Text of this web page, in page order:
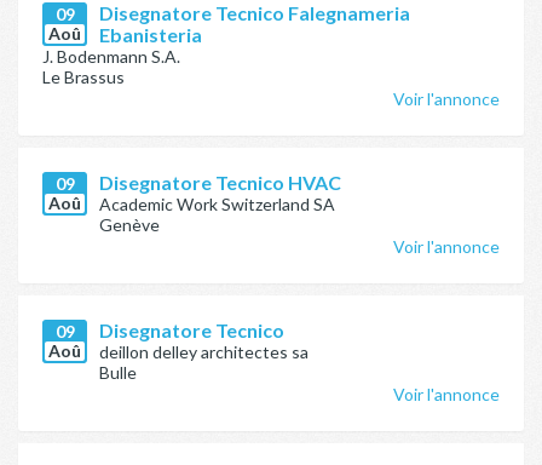
09
Aoû
Disegnatore Tecnico Falegnameria
Ebanisteria
J. Bodenmann S.A.
Le Brassus
Voir l'annonce
09
Aoû
Disegnatore Tecnico HVAC
Academic Work Switzerland SA
Genève
Voir l'annonce
09
Aoû
Disegnatore Tecnico
deillon delley architectes sa
Bulle
Voir l'annonce